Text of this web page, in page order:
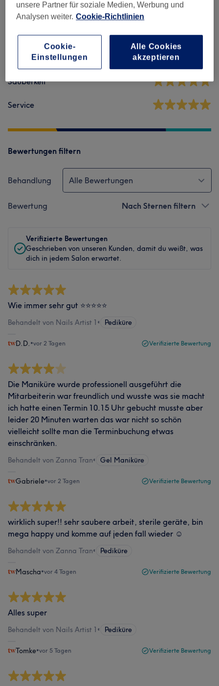
4,8 86 Bewertungen
Ambiente
Sauberkeit
Service
Bewertungen filtern
Behandlung Alle Bewertungen
Bewertung Nach Sternen filtern
Verifizierte Bewertungen
Geschrieben von unseren Kunden, damit du weißt, was
dich in jedem Salon erwartet.
Wie immer sehr gut ⭐️⭐️⭐️⭐️⭐️
Behandelt von Nails Artist 1 • Pediküre
D.D. •vor 2 Tagen Verifizierte Bewertung
Die Maniküre wurde professionell ausgeführt die
Mitarbeiterin war freundlich und wusste was sie macht
ich hatte einen Termin 10.15 Uhr gebucht musste aber
leider 20 Minuten warten das war nicht so schön
vielleicht sollte man die Terminbuchung etwas
einschränken.
Behandelt von Zanna Tran• Gel Maniküre
Gabriele•vor 2 Tagen Verifizierte Bewertung
wirklich super!! sehr saubere arbeit, sterile geräte, bin
mega happy und komme auf jeden fall wieder ☺️
Behandelt von Zanna Tran• Pediküre
Mascha•vor 4 Tagen Verifizierte Bewertung
Alles super
Behandelt von Nails Artist 1 • Pediküre
Tomke•vor 5 Tagen Verifizierte Bewertung
unsere Partner für soziale Medien, Werbung und
Analysen weiter. Cookie-Richtlinien
Cookie-
Einstellungen
Alle Cookies
akzeptieren